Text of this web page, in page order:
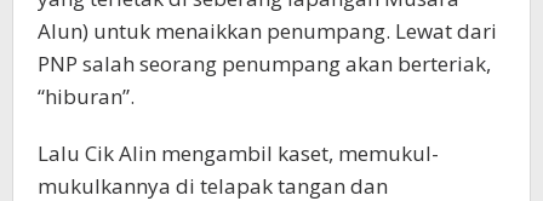
Alun) untuk menaikkan penumpang. Lewat dari
PNP salah seorang penumpang akan berteriak,
“hiburan”.
Lalu Cik Alin mengambil kaset, memukul-
mukulkannya di telapak tangan dan